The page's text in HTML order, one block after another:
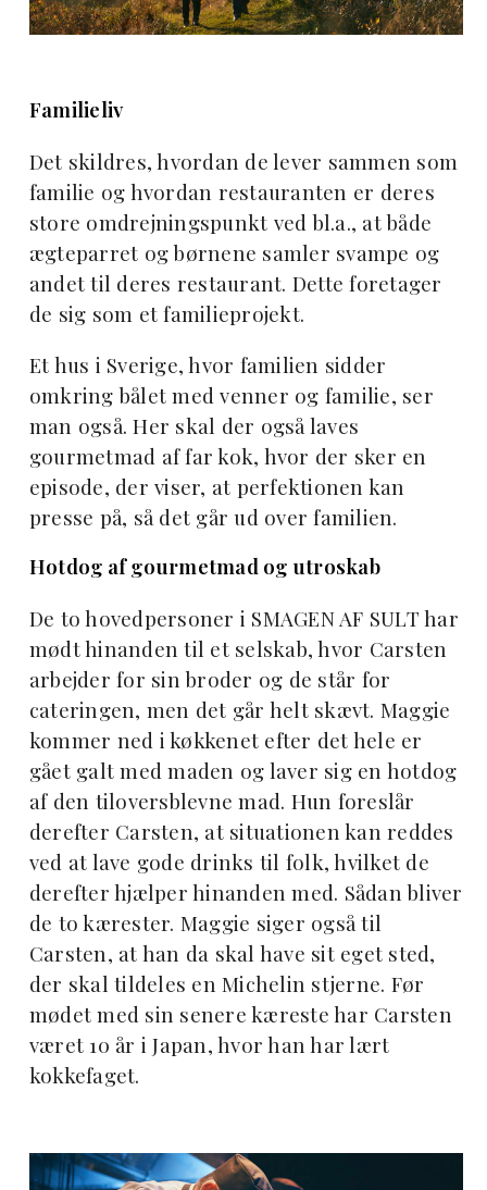
Familieliv
Det skildres, hvordan de lever sammen som
familie og hvordan restauranten er deres
store omdrejningspunkt ved bl.a., at både
ægteparret og børnene samler svampe og
andet til deres restaurant. Dette foretager
de sig som et familieprojekt.
Et hus i Sverige, hvor familien sidder
omkring bålet med venner og familie, ser
man også. Her skal der også laves
gourmetmad af far kok, hvor der sker en
episode, der viser, at perfektionen kan
presse på, så det går ud over familien.
Hotdog af gourmetmad og utroskab
De to hovedpersoner i SMAGEN AF SULT har
mødt hinanden til et selskab, hvor Carsten
arbejder for sin broder og de står for
cateringen, men det går helt skævt. Maggie
kommer ned i køkkenet efter det hele er
gået galt med maden og laver sig en hotdog
af den tiloversblevne mad. Hun foreslår
derefter Carsten, at situationen kan reddes
ved at lave gode drinks til folk, hvilket de
derefter hjælper hinanden med. Sådan bliver
de to kærester. Maggie siger også til
Carsten, at han da skal have sit eget sted,
der skal tildeles en Michelin stjerne. Før
mødet med sin senere kæreste har Carsten
været 10 år i Japan, hvor han har lært
kokkefaget.